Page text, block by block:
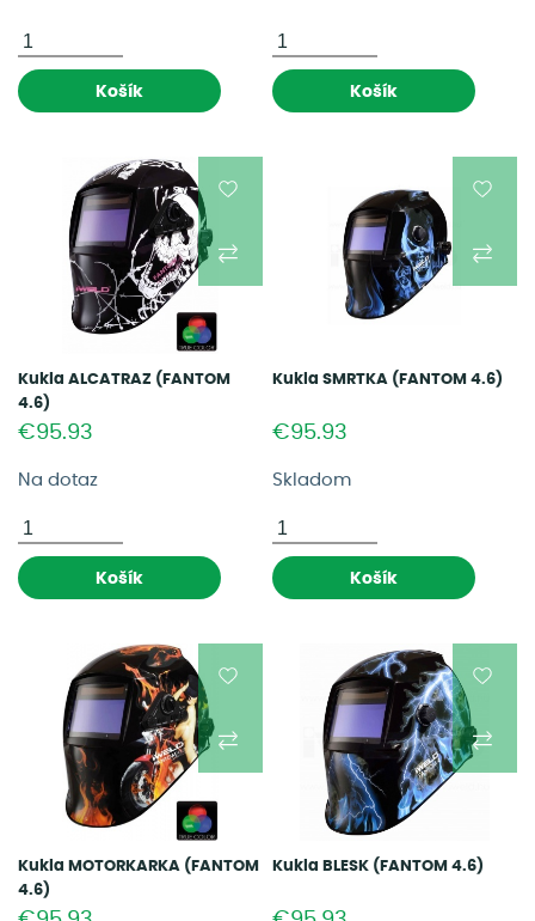
Košík Košík
Kukla ALCATRAZ (FANTOM
4.6)
€95.93
Na dotaz
Košík
Kukla SMRTKA (FANTOM 4.6)
€95.93
Skladom
Košík
Kukla MOTORKARKA (FANTOM
4.6)
Kukla BLESK (FANTOM 4.6)